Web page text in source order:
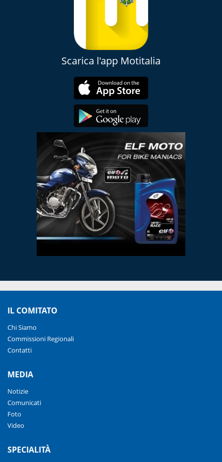
Scarica l'app Motitalia
IL COMITATO
Chi Siamo
Commissioni Regionali
Contatti
MEDIA
Notizie
Comunicati
Foto
Video
SPECIALITÀ